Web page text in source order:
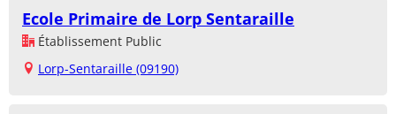
Ecole Primaire de Lorp Sentaraille
Établissement Public
Lorp-Sentaraille (09190)